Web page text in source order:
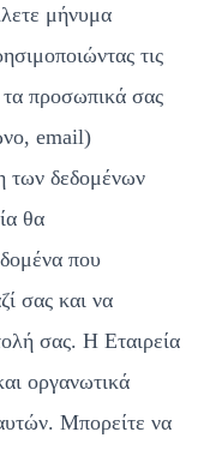
μήνυμα
τις
προσωπικά σας
email)
των δεδομένων
θα
που
σας και να
σας. Η Εταιρεία
οργανωτικά
Μπορείτε να